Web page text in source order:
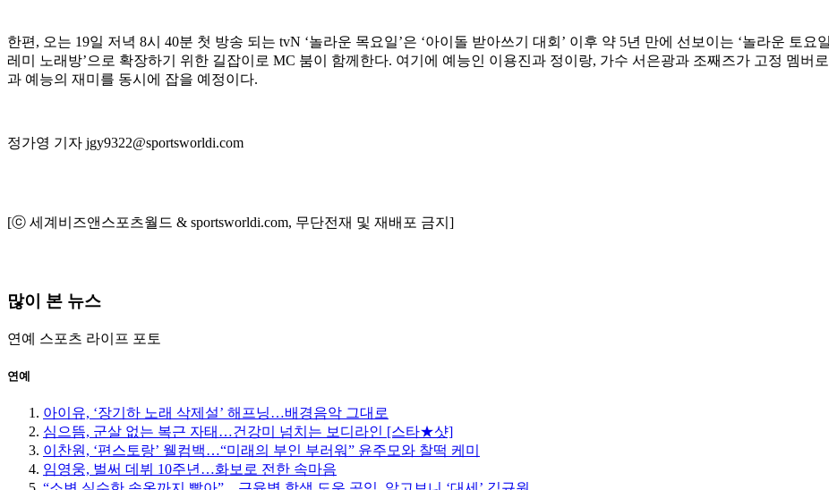
한편, 오는 19일 저녁 8시 40분 첫 방송 되는 tvN ‘놀라운 목요일’은 ‘아이돌 받아쓰기 대회’ 이후 약 5년 만에 선보이는 ‘놀라운 토요
레미 노래방’으로 확장하기 위한 길잡이로 MC 붐이 함께한다. 여기에 예능인 이용진과 정이랑, 가수 서은광과 조째즈가 고정 멤버
과 예능의 재미를 동시에 잡을 예정이다.
정가영 기자 jgy9322@sportsworldi.com
[ⓒ 세계비즈앤스포츠월드 & sportsworldi.com, 무단전재 및 재배포 금지]
많이 본 뉴스
연예 스포츠 라이프 포토
연예
아이유, ‘장기하 노래 삭제설’ 해프닝…배경음악 그대로
심으뜸, 군살 없는 복근 자태…건강미 넘치는 보디라인 [스타★샷]
이찬원, ‘편스토랑’ 웰컴백…“미래의 부인 부러워” 윤주모와 찰떡 케미
임영웅, 벌써 데뷔 10주년…화보로 전한 속마음